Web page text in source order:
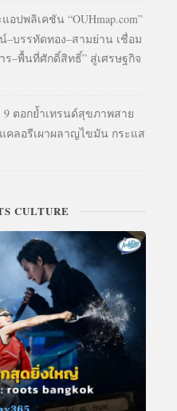
ปพลิเคชัน “OUHmap.com”
บรรทัดทอง–สามย่าน เชื่อม
–พื้นที่ศักดิ์สิทธิ์” สู่เศรษฐกิจ
9 ตอกย้ำเทรนด์สุขภาพสาย
แคลอรีเผาผลาญไขมัน กระแส
CULTURE